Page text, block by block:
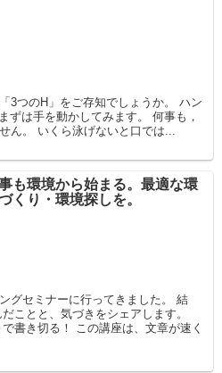
3つのH」をご存知でしょうか。 ハン
ずは手を動かしてみます。 何事も，
ん。 いくら泳げないと口では...
も環境から始まる。最適な環
くり・環境探しを。
グセミナーに行ってきました。 結
ことと、気づきをシェアします。
書き切る！ この講座は、文章が速く